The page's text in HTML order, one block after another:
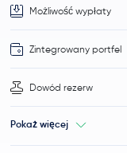
Możliwość wypłaty
Zintegrowany portfel
Dowód rezerw
Pokaż więcej